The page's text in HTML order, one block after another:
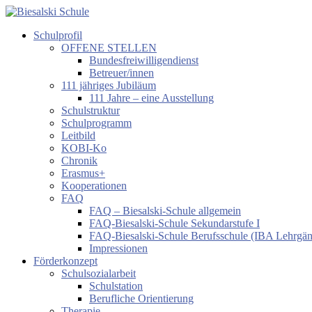
Zum
springen
Biesalski
Förderzentrum
körperliche
motorische
Entwicklung
Schulprofil
OFFENE STELLEN
Bundesfreiwilligendienst
Betreuer/innen
111 jähriges Jubiläum
111 Jahre – eine Ausstellung
Schulstruktur
Schulprogramm
Leitbild
KOBI-Ko
Chronik
Erasmus+
Kooperationen
FAQ
FAQ – Biesalski-Schule allgemein
FAQ-Biesalski-Schule Sekundarstufe I
FAQ-Biesalski-Schule Berufsschule (IBA
Impressionen
Förderkonzept
Schulsozialarbeit
Schulstation
Berufliche Orientierung